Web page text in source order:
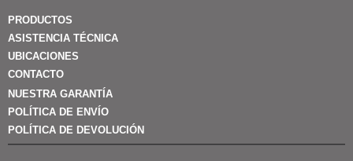
PRODUCTOS
ASISTENCIA TÉCNICA
UBICACIONES
CONTACTO
NUESTRA GARANTÍA
POLÍTICA DE ENVÍO
POLÍTICA DE DEVOLUCIÓN